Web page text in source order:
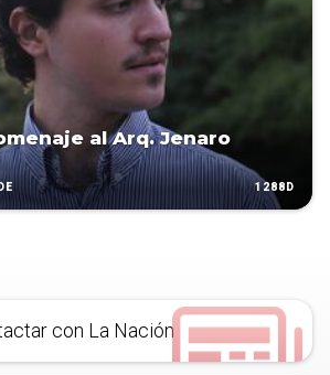
al Arq. Jenaro
1288D
con La Nación